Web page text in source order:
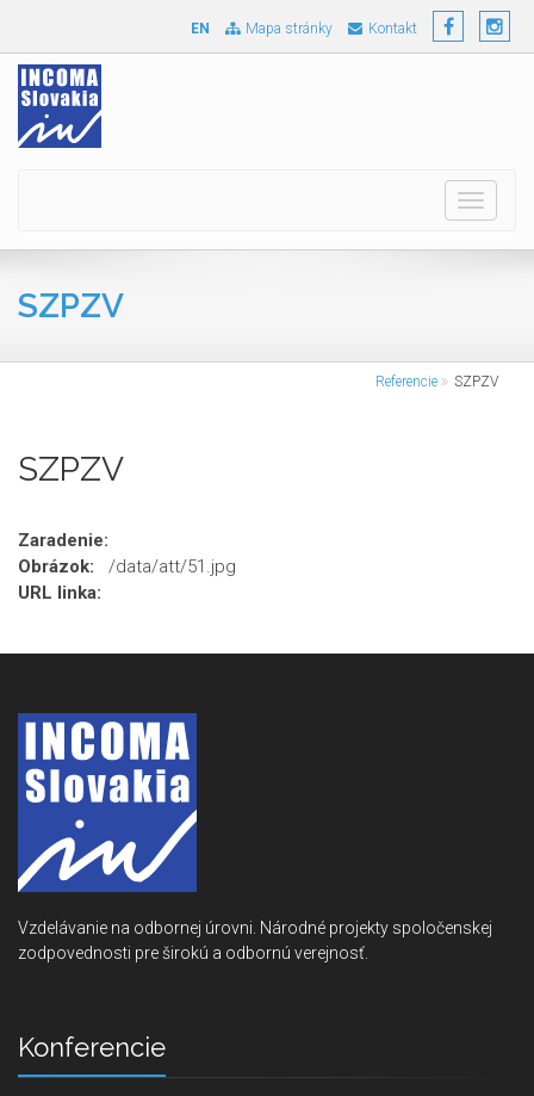
EN Mapa stránky Kontakt
Toggle
SZPZV
Referencie SZPZV
SZPZV
Zaradenie:
Obrázok:
/data/att/51.jpg
URL linka:
Vzdelávanie na odbornej úrovni. Národné projekty spoločenskej
zodpovednosti pre širokú a odbornú verejnosť.
Konferencie